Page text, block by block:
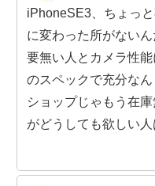
iPhoneSE3、ちょっ
に変わった所がない
要無い人とカメラ性
のスペックで充分な
ショップじゃもう在
がどうしても欲しい